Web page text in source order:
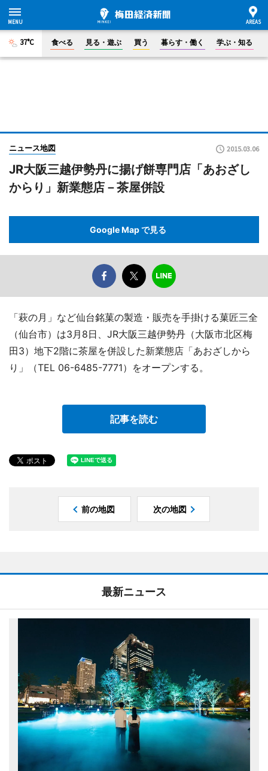
37°C 食べる 見る・遊ぶ 買う 暮らす・働く 学ぶ・知る
ニュース地図 2015.03.06
JR大阪三越伊勢丹に揚げ餅専門店「あおざし
からり」新業態店－茶屋併設
Google Map で見る
「萩の月」など仙台銘菓の製造・販売を手掛ける菓匠三全
（仙台市）は3月8日、JR大阪三越伊勢丹（大阪市北区梅
田3）地下2階に茶屋を併設した新業態店「あおざしから
り」（TEL 06-6485-7771）をオープンする。
記事を読む
前の地図 次の地図
最新ニュース